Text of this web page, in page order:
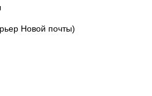
Новой почты)